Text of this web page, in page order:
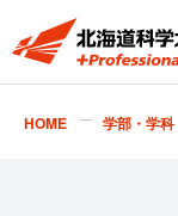
HOME 学部・学科